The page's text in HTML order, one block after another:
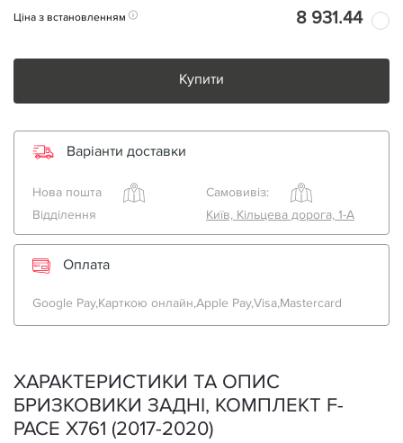
Ціна з встановленням 8 931.44
Купити
Варіанти доставки
Нова пошта
Самовивіз:
Відділення
Київ, Кільцева дорога, 1-А
Оплата
Google Pay,Карткою онлайн,Apple Pay,Visa,Mastercard
ХАРАКТЕРИСТИКИ ТА ОПИС
БРИЗКОВИКИ ЗАДНІ, КОМПЛЕКТ F-
PACE X761 (2017-2020)